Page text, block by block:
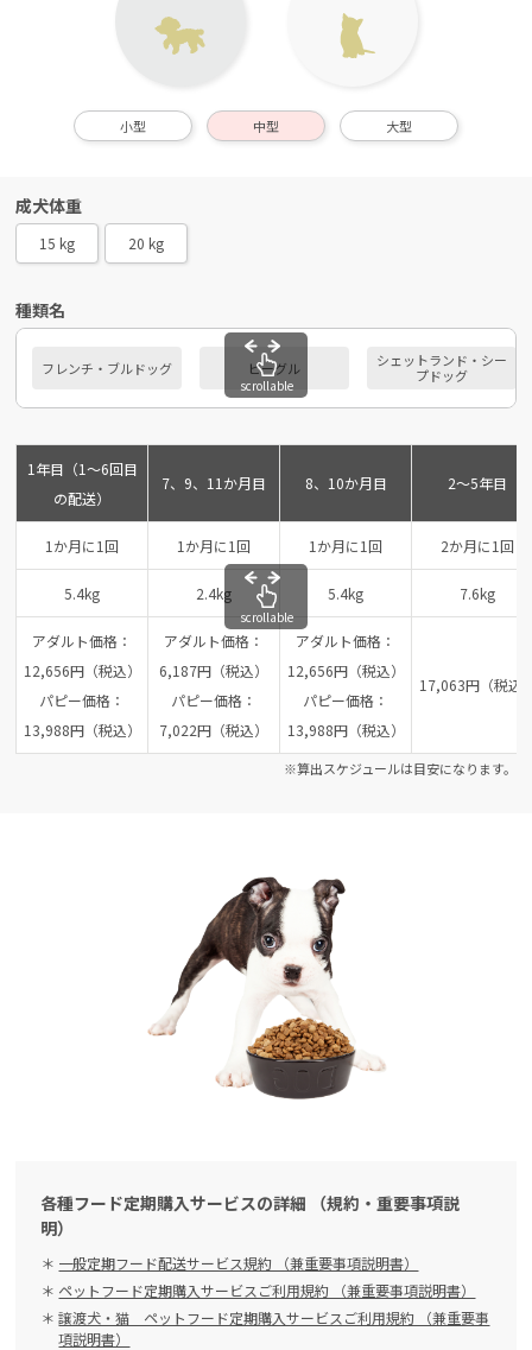
小型 中型 大型
成犬体重
15 kg 20 kg
種類名
フレンチ・ブルドッグ ビーグル
シェットランド・シー
プドッグ
scrollable
1年目（1～6回目
の配送）
7、9、11か月目 8、10か月目 2～5年目
1か月に1回 1か月に1回 1か月に1回 2か月に1回
5.4kg 2.4kg 5.4kg 7.6kg
アダルト価格：
12,656円（税込）
パピー価格：
13,988円（税込）
アダルト価格：
6,187円（税込）
パピー価格：
7,022円（税込）
アダルト価格：
12,656円（税込）
パピー価格：
13,988円（税込）
17,063円（税込
scrollable
※算出スケジュールは目安になります。
各種フード定期購入サービスの詳細 （規約・重要事項説
明）
一般定期フード配送サービス規約 （兼重要事項説明書）
ペットフード定期購入サービスご利用規約 （兼重要事項説明書）
譲渡犬・猫 ペットフード定期購入サービスご利用規約 （兼重要事
項説明書）